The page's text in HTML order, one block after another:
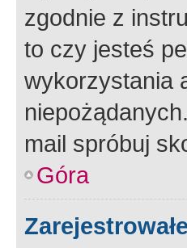
zgodnie z
to czy jesteś
wykorzystania
mail spróbuj
Góra